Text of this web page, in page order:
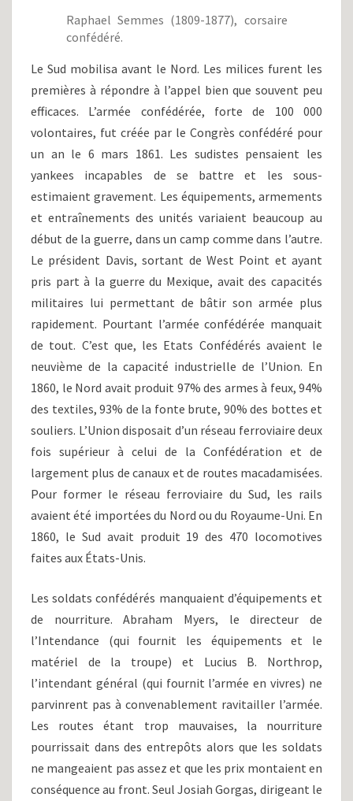
Raphael Semmes (1809-1877), corsaire
confédéré.
Le Sud mobilisa avant le Nord. Les milices furent les
premières à répondre à l’appel bien que souvent peu
efficaces. L’armée confédérée, forte de 100 000
volontaires, fut créée par le Congrès confédéré pour
un an le 6 mars 1861. Les sudistes pensaient les
yankees incapables de se battre et les sous-
estimaient gravement. Les équipements, armements
et entraînements des unités variaient beaucoup au
début de la guerre, dans un camp comme dans l’autre.
Le président Davis, sortant de West Point et ayant
pris part à la guerre du Mexique, avait des capacités
militaires lui permettant de bâtir son armée plus
rapidement. Pourtant l’armée confédérée manquait
de tout. C’est que, les Etats Confédérés avaient le
neuvième de la capacité industrielle de l’Union. En
1860, le Nord avait produit 97% des armes à feux, 94%
des textiles, 93% de la fonte brute, 90% des bottes et
souliers. L’Union disposait d’un réseau ferroviaire deux
fois supérieur à celui de la Confédération et de
largement plus de canaux et de routes macadamisées.
Pour former le réseau ferroviaire du Sud, les rails
avaient été importées du Nord ou du Royaume-Uni. En
1860, le Sud avait produit 19 des 470 locomotives
faites aux États-Unis.
Les soldats confédérés manquaient d’équipements et
de nourriture. Abraham Myers, le directeur de
l’Intendance (qui fournit les équipements et le
matériel de la troupe) et Lucius B. Northrop,
l’intendant général (qui fournit l’armée en vivres) ne
parvinrent pas à convenablement ravitailler l’armée.
Les routes étant trop mauvaises, la nourriture
pourrissait dans des entrepôts alors que les soldats
ne mangeaient pas assez et que les prix montaient en
conséquence au front. Seul Josiah Gorgas, dirigeant le